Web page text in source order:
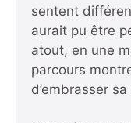
sentent
aurait pu être
atout, en une
parcours
d’embrasser